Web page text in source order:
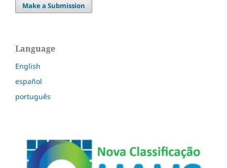
Make a Submission
Language
English
español
português